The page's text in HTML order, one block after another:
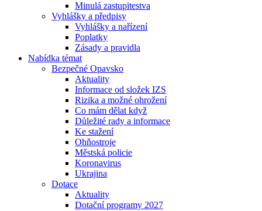
Minulá zastupitestva
Vyhlášky a předpisy
Vyhlášky a nařízení
Poplatky
Zásady a pravidla
Nabídka témat
Bezpečné Opavsko
Aktuality
Informace od složek IZS
Rizika a možné ohrožení
Co mám dělat když
Důležité rady a informace
Ke stažení
Ohňostroje
Městská policie
Koronavirus
Ukrajina
Dotace
Aktuality
Dotační programy 2027